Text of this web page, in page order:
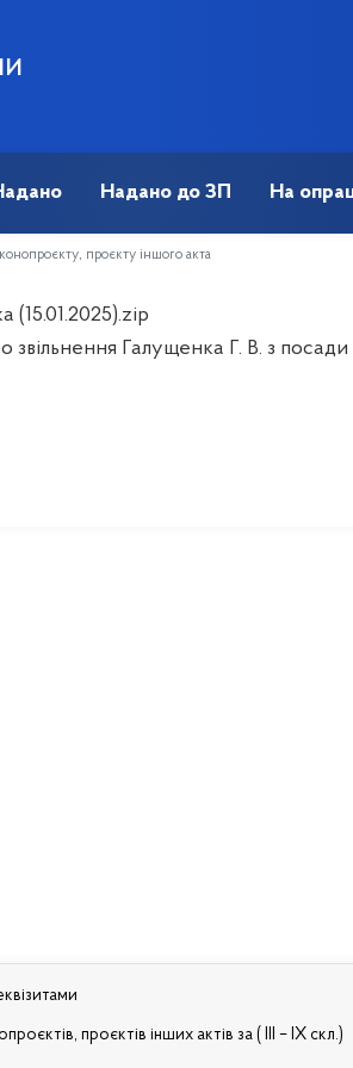
Надано до ЗП На
проєкту іншого акта
(15.01.2025).zip
звільнення Галущенка Г. В. з
проєктів інших актів за ( III – IX скл.)